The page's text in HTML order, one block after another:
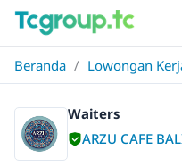
Beranda / Lowongan
Waiters
ARZU CAFE